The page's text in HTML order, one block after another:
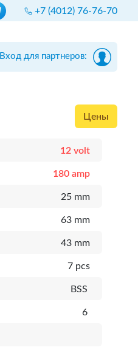
+7 (4012) 76-76-70
Вход для партнеров:
Цены
12 volt
180 amp
25 mm
63 mm
43 mm
7 pcs
BSS
6